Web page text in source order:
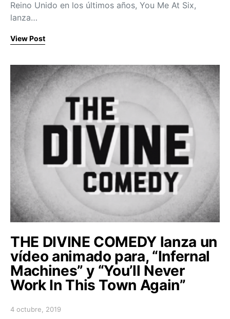
Reino Unido en los últimos años, You Me At Six,
lanza…
View Post
THE DIVINE COMEDY lanza un
vídeo animado para, “Infernal
Machines” y “You’ll Never
Work In This Town Again”
Posted on
4 octubre, 2019